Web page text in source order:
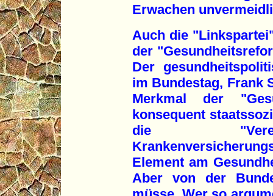
Erwachen
Auch die
der
Der
im Bundestag, Frank
Merkmal der
konsequent
die
Element am
Aber von der